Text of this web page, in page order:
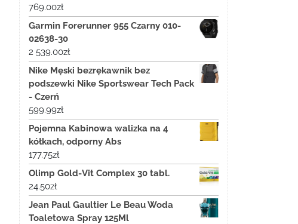
769.00zł
Garmin Forerunner 955 Czarny 010-
02638-30
2 539.00zł
Nike Męski bezrękawnik bez
podszewki Nike Sportswear Tech Pack
- Czerń
599.99zł
Pojemna Kabinowa walizka na 4
kółkach, odporny Abs
177.75zł
Olimp Gold-Vit Complex 30 tabl.
24.50zł
Jean Paul Gaultier Le Beau Woda
Toaletowa Spray 125Ml